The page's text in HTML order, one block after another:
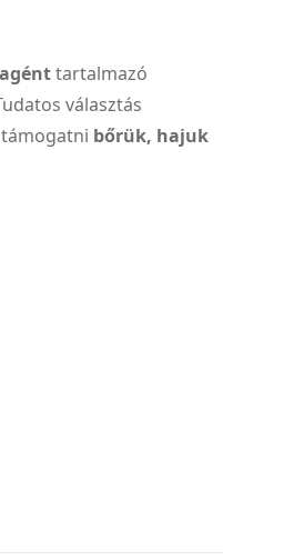
tartalmazó
választás
bőrük, hajuk